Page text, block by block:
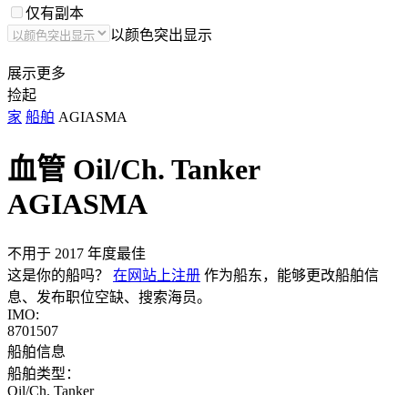
仅有副本
以颜色突出显示
展示更多
捡起
家 船舶 AGIASMA
血管 Oil/Ch. Tanker
AGIASMA
不用于 2017 年度最佳
这是你的船吗？ 在网站上注册 作为船东，能够更改船舶信
息、发布职位空缺、搜索海员。
IMO:
8701507
船舶信息
船舶类型：
Oil/Ch. Tanker